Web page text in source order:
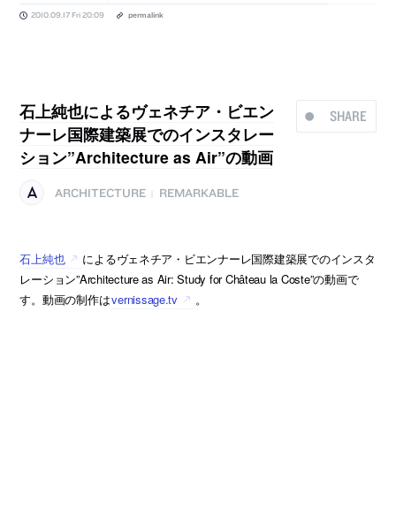
2010.09.17 Fri 20:09 permalink
SHARE
石上純也によるヴェネチア・ビエン
ナーレ国際建築展でのインスタレー
ション”Architecture as Air”の動画
ARCHITECTURE REMARKABLE
石上純也
によるヴェネチア・ビエンナーレ国際建築展でのインスタ
レーション”Architecture as Air: Study for Château la Coste”の動画で
す。動画の制作はvernissage.tv 。